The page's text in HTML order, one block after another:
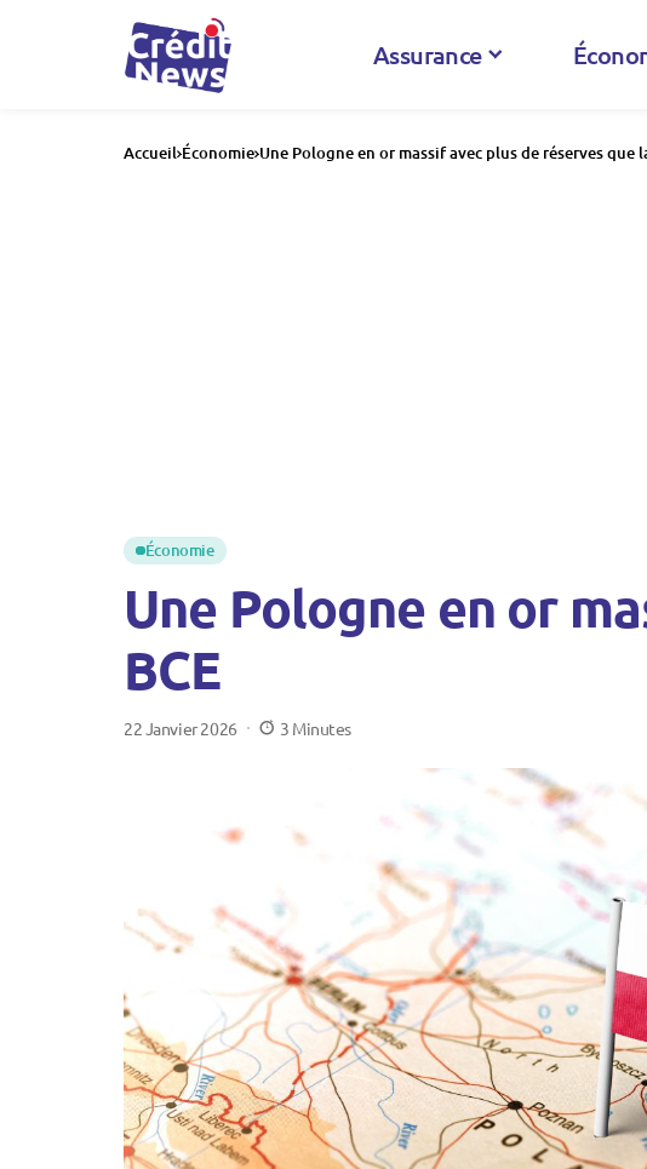
Assurance
Accueil Économie Une Pologne en or massif avec plus de réserves que
Économie
Une Pologne en or
BCE
22 Janvier 2026 3 Minutes